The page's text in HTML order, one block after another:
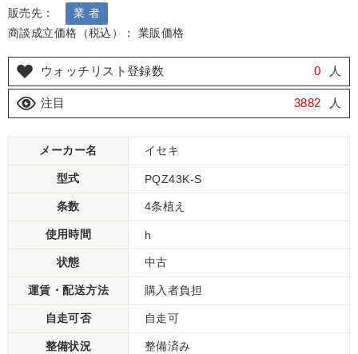
販売先：
業 者
商談成立価格（税込）： 業販価格
ウォッチリスト登録数 0 人
注目 3882 人
メーカー名 イセキ
型式 PQZ43K-S
条数 4条植え
使用時間 h
状態 中古
運賃・配送方法 購入者負担
自走可否 自走可
整備状況 整備済み